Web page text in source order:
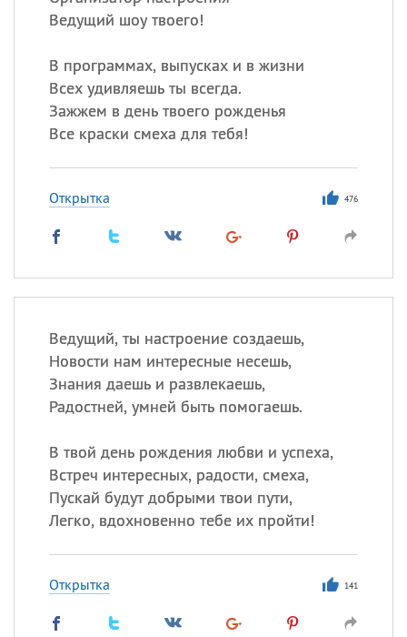
Ведущий шоу твоего!
В программах, выпусках и в жизни
Всех удивляешь ты всегда.
Зажжем в день твоего рожденья
Все краски смеха для тебя!
Открытка 476
Ведущий, ты настроение создаешь,
Новости нам интересные несешь,
Знания даешь и развлекаешь,
Радостней, умней быть помогаешь.
В твой день рождения любви и успеха,
Встреч интересных, радости, смеха,
Пускай будут добрыми твои пути,
Легко, вдохновенно тебе их пройти!
Открытка 141